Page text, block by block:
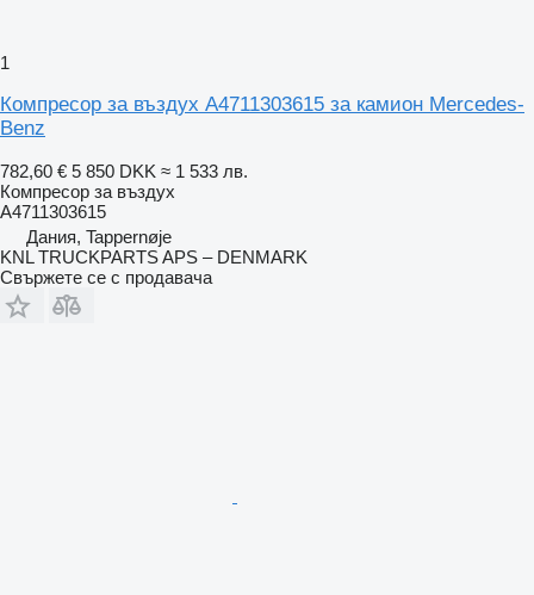
1
Компресор за въздух A4711303615 за камион Mercedes-
Benz
782,60 € 5 850 DKK ≈ 1 533 лв.
Компресор за въздух
A4711303615
Дания, Tappernøje
KNL TRUCKPARTS APS – DENMARK
Свържете се с продавача